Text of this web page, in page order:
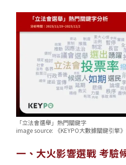
「立法會選舉」熱門關鍵字
image source: 《KEYPO大數據關鍵引擎
一、大火影響選戰 考驗